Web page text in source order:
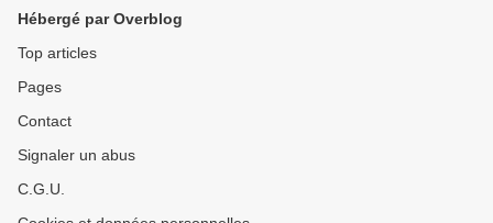
Hébergé par Overblog
Top articles
Pages
Contact
Signaler un abus
C.G.U.